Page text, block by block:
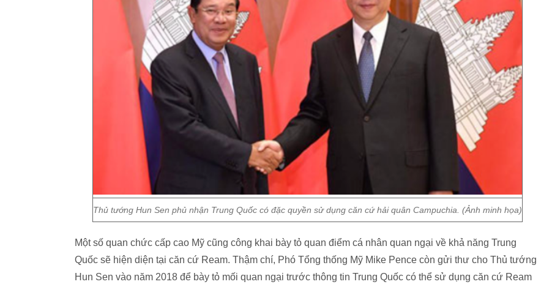
Thủ tướng Hun Sen phủ nhận Trung Quốc có đặc quyền sử dụng căn cứ hải quân Campuchia. (Ảnh minh họa)
Một số quan chức cấp cao Mỹ cũng công khai bày tỏ quan điểm cá nhân quan ngại về khả năng Trung
Quốc sẽ hiện diện tại căn cứ Ream. Thậm chí, Phó Tổng thống Mỹ Mike Pence còn gửi thư cho Thủ tướng
Hun Sen vào năm 2018 để bày tỏ mối quan ngại trước thông tin Trung Quốc có thể sử dụng căn cứ Ream